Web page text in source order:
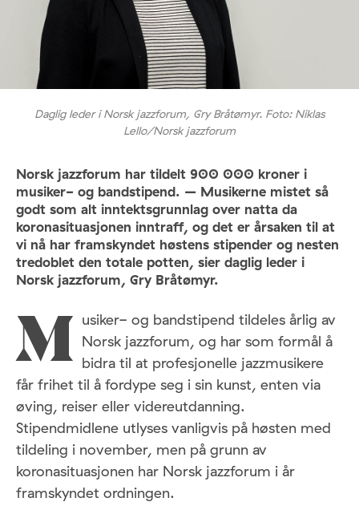
Daglig leder i Norsk jazzforum, Gry Bråtømyr. Foto: Niklas
Lello/Norsk jazzforum
Norsk jazzforum har tildelt 900 000 kroner i
musiker- og bandstipend. – Musikerne mistet så
godt som alt inntektsgrunnlag over natta da
koronasituasjonen inntraff, og det er årsaken til at
vi nå har framskyndet høstens stipender og nesten
tredoblet den totale potten, sier daglig leder i
Norsk jazzforum, Gry Bråtømyr.
M usiker- og bandstipend tildeles årlig av
Norsk jazzforum, og har som formål å
bidra til at profesjonelle jazzmusikere
får frihet til å fordype seg i sin kunst, enten via
øving, reiser eller videreutdanning.
Stipendmidlene utlyses vanligvis på høsten med
tildeling i november, men på grunn av
koronasituasjonen har Norsk jazzforum i år
framskyndet ordningen.